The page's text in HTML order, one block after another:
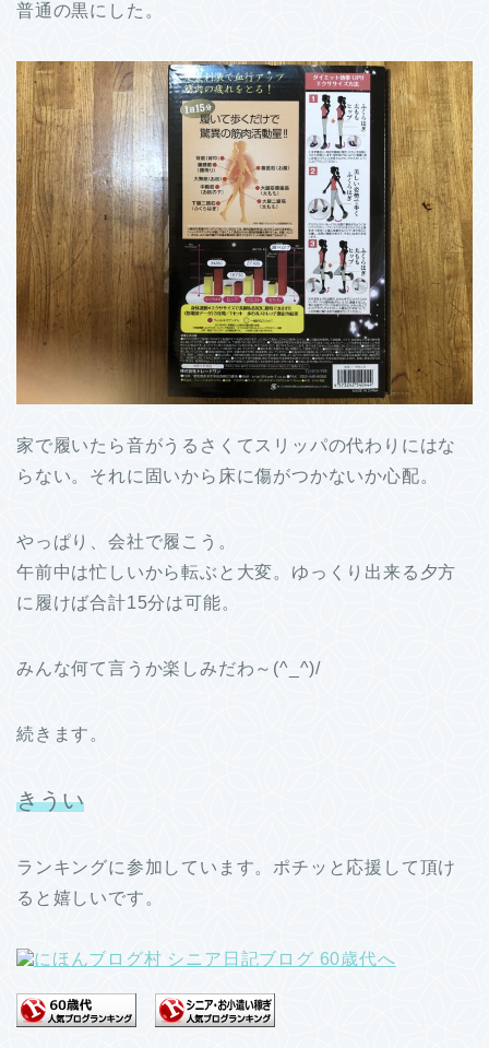
普通の黒にした。
家で履いたら音がうるさくてスリッパの代わりにはな
らない。それに固いから床に傷がつかないか心配。
やっぱり、会社で履こう。
午前中は忙しいから転ぶと大変。ゆっくり出来る夕方
に履けば合計15分は可能。
みんな何て言うか楽しみだわ～(^_^)/
続きます。
きうい
ランキングに参加しています。ポチッと応援して頂け
ると嬉しいです。